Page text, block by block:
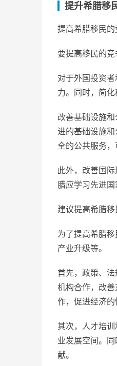
提升希腊移
提高希腊移民的
要提高移民的
对于外国投资
力。同时，简
改善基础设施
进的基础设施
全的公共服务，
此外，改善国
腊应学习先进
建议提高希腊
为了提高希腊
产业升级等。
首先，政策、
机构合作，改
作，促进经济的
其次，人才培
业发展空间。
献。